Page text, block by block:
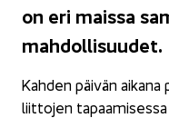
on eri mais­sa
mah­dol­li­suu­det.
Kah­den päi­vän
liit­to­jen